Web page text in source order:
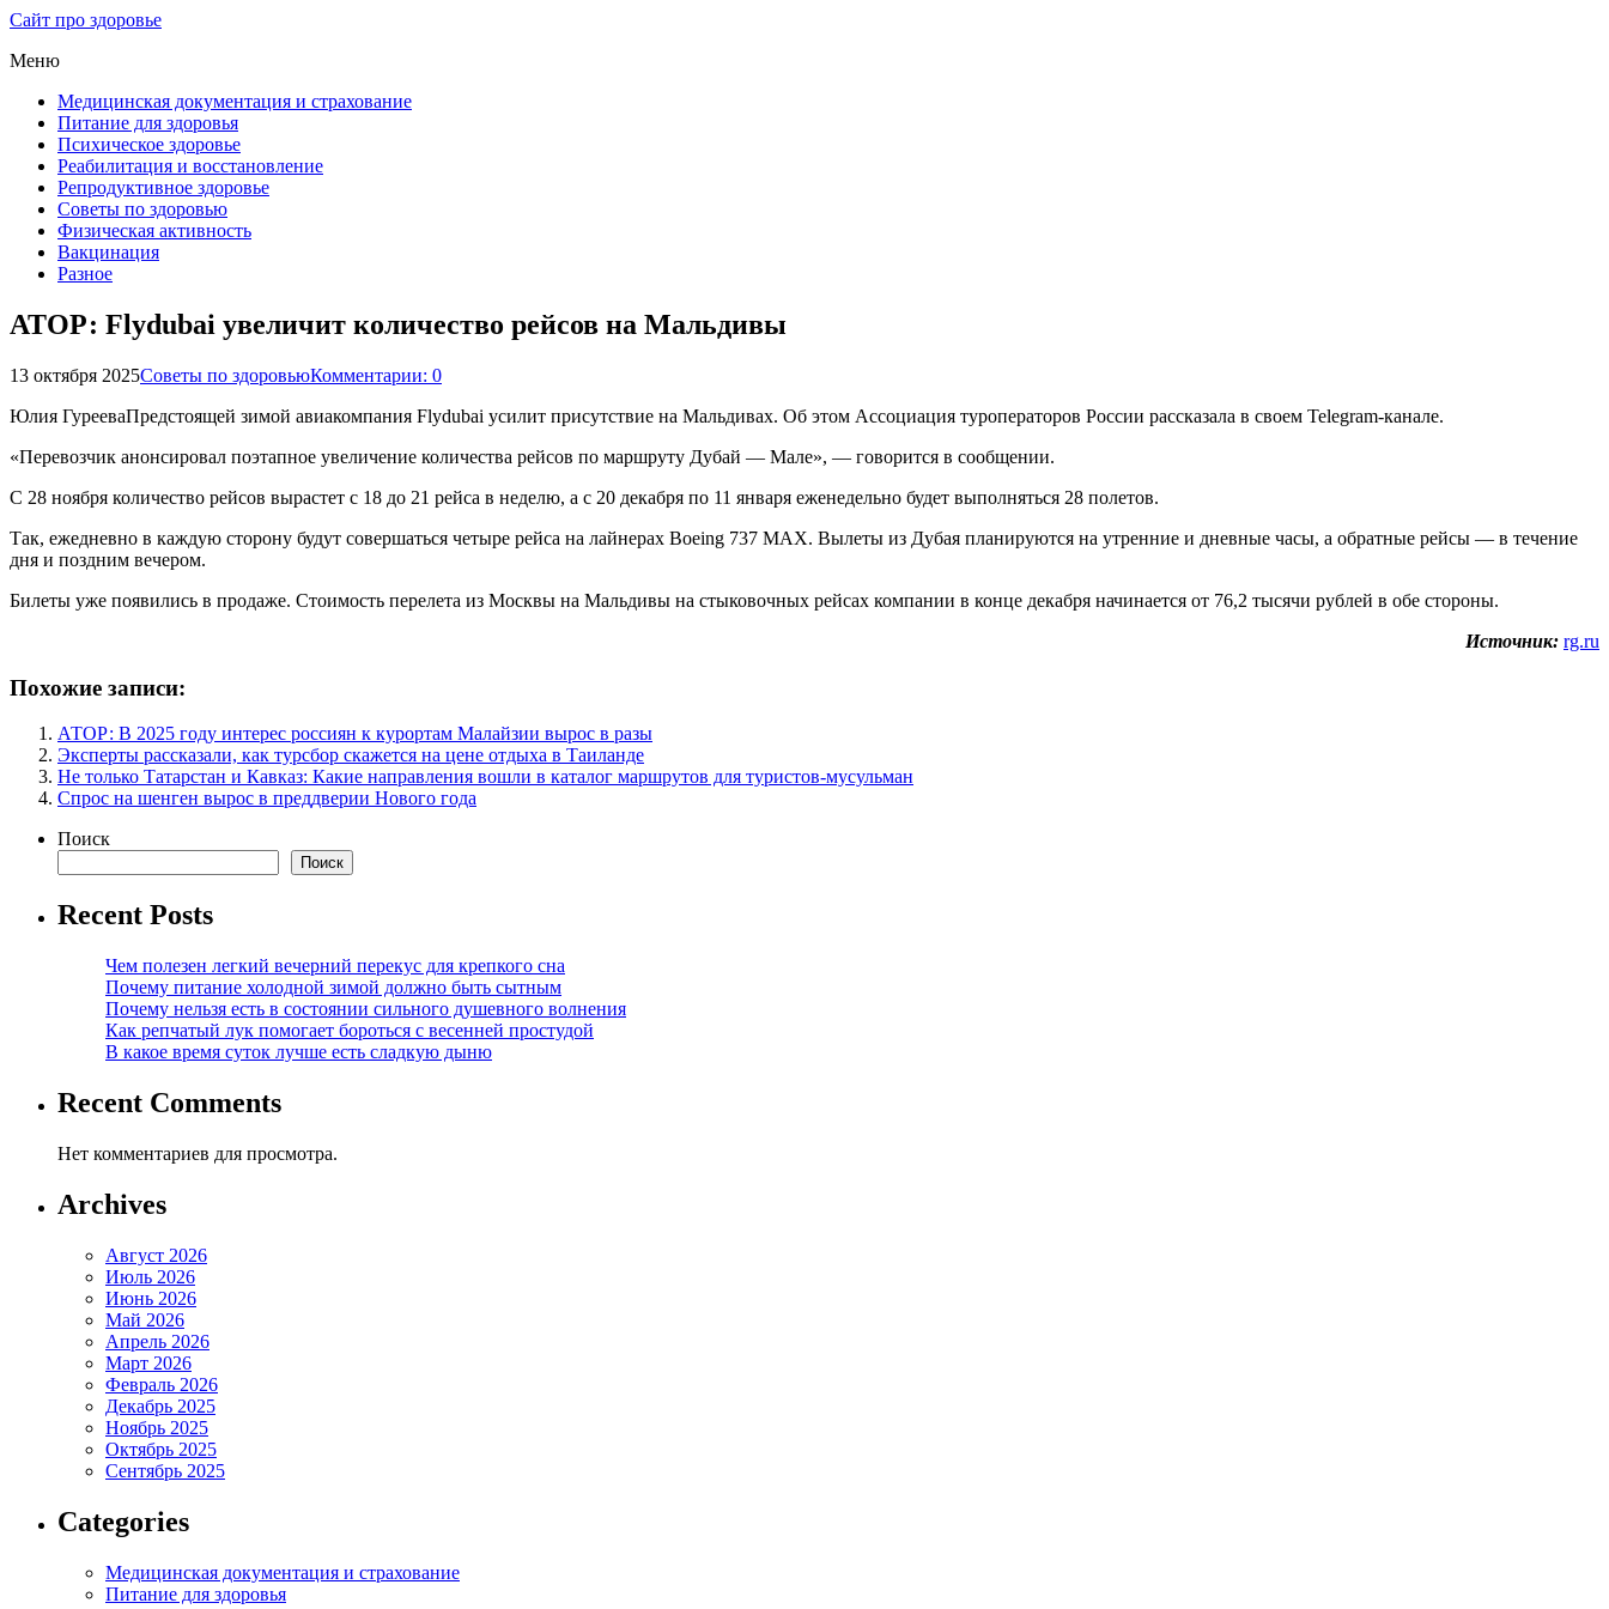
Сайт про здоровье
Меню
Медицинская документация и страхование
Питание для здоровья
Психическое здоровье
Реабилитация и восстановление
Репродуктивное здоровье
Советы по здоровью
Физическая активность
Вакцинация
Разное
АТОР: Flydubai увеличит количество рейсов на Мальдивы
13 октября 2025Советы по здоровьюКомментарии: 0
Юлия ГурееваПредстоящей зимой авиакомпания Flydubai усилит присутствие на Мальдивах. Об этом Ассоциация туроператоров России рассказала в своем Telegram-канале.
«Перевозчик анонсировал поэтапное увеличение количества рейсов по маршруту Дубай — Мале», — говорится в сообщении.
С 28 ноября количество рейсов вырастет с 18 до 21 рейса в неделю, а с 20 декабря по 11 января еженедельно будет выполняться 28 полетов.
Так, ежедневно в каждую сторону будут совершаться четыре рейса на лайнерах Boeing 737 MAX. Вылеты из Дубая планируются на утренние и дневные часы, а обратные рейсы — в течение
дня и поздним вечером.
Билеты уже появились в продаже. Стоимость перелета из Москвы на Мальдивы на стыковочных рейсах компании в конце декабря начинается от 76,2 тысячи рублей в обе стороны.
Источник: rg.ru
Похожие записи:
АТОР: В 2025 году интерес россиян к курортам Малайзии вырос в разы
Эксперты рассказали, как турсбор скажется на цене отдыха в Таиланде
Не только Татарстан и Кавказ: Какие направления вошли в каталог маршрутов для туристов-мусульман
Спрос на шенген вырос в преддверии Нового года
Поиск
Поиск
Recent Posts
Чем полезен легкий вечерний перекус для крепкого сна
Почему питание холодной зимой должно быть сытным
Почему нельзя есть в состоянии сильного душевного волнения
Как репчатый лук помогает бороться с весенней простудой
В какое время суток лучше есть сладкую дыню
Recent Comments
Нет комментариев для просмотра.
Archives
Август 2026
Июль 2026
Июнь 2026
Май 2026
Апрель 2026
Март 2026
Февраль 2026
Декабрь 2025
Ноябрь 2025
Октябрь 2025
Сентябрь 2025
Categories
Медицинская документация и страхование
Питание для здоровья